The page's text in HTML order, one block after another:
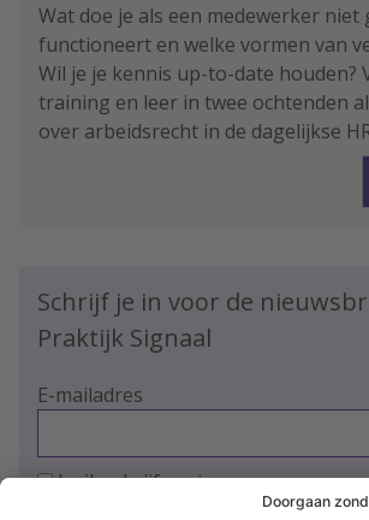
Wat doe je als een medewerker niet
functioneert en welke vormen van
Wil je je kennis up-to-date houden?
training en leer in twee ochtenden
over arbeidsrecht in de dagelijkse
Schrijf je in voor de
Praktijk Signaal
E-mailadres
Ja, ik schrijf me in